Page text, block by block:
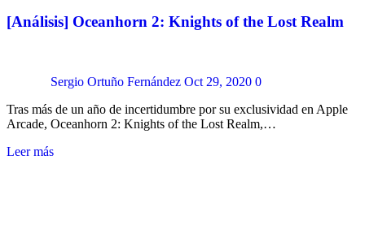
[Análisis] Oceanhorn 2: Knights of the Lost Realm
Sergio Ortuño Fernández Oct 29, 2020 0
Tras más de un año de incertidumbre por su exclusividad en Apple
Arcade, Oceanhorn 2: Knights of the Lost Realm,…
Leer más